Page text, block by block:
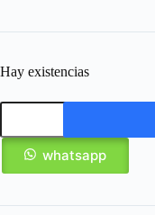
Hay existencias
whatsapp